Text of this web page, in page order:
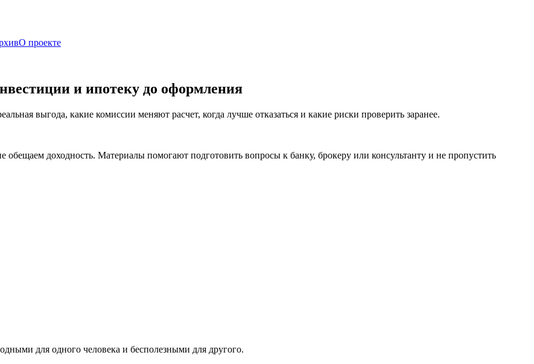
О проекте
и ипотеку до оформления
выгода, какие комиссии меняют расчет, когда лучше отказаться и какие риски проверить заранее.
доходность. Материалы помогают подготовить вопросы к банку, брокеру или консультанту и не пропустить
для одного человека и бесполезными для другого.